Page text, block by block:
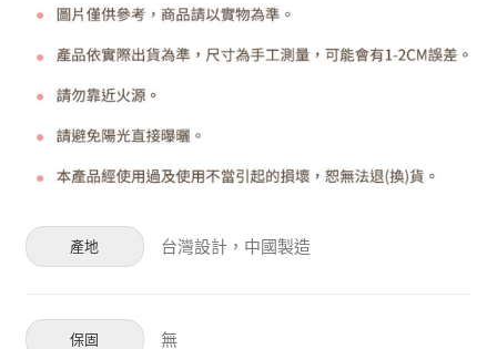
產地 台灣設計，中國製造
保固 無